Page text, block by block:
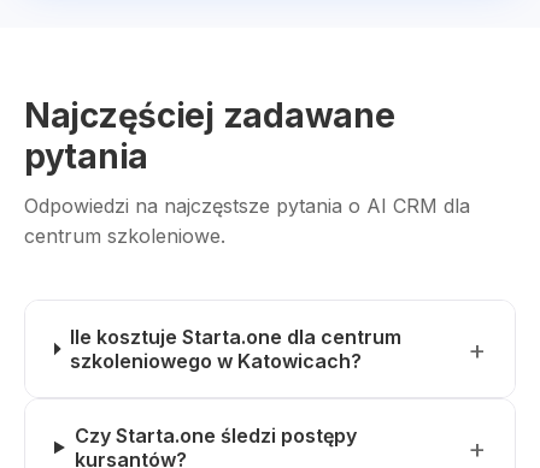
Najczęściej zadawane
pytania
Odpowiedzi na najczęstsze pytania o AI CRM dla
centrum szkoleniowe.
Ile kosztuje Starta.one dla centrum
szkoleniowego w Katowicach?
Czy Starta.one śledzi postępy
kursantów?